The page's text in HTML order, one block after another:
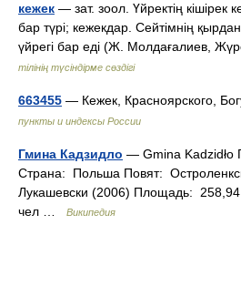
кежек — зат. зоол. Үйректің кішірек
бар түрі; кежекдар. Сейтімнің
үйрегі бар еді (Ж. Молдағалиев,
тілінің түсіндірме сөздігі
663455 — Кежек, Красноярского,
пункты и индексы России
Гмина Кадзидло — Gmina Kadzidło
Страна: Польша Повят:
Лукашевски (2006) Площадь:
чел …
Википедия